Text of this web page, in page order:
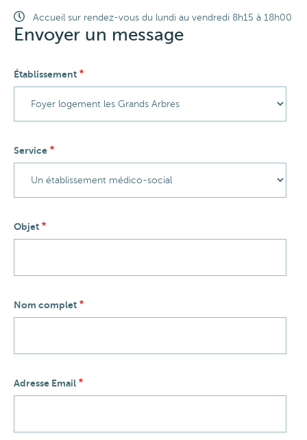
Horaires
Accueil sur rendez-vous du lundi au vendredi 8h15 à 18h00
Envoyer un message
Établissement
Service
Objet
Nom complet
Adresse Email